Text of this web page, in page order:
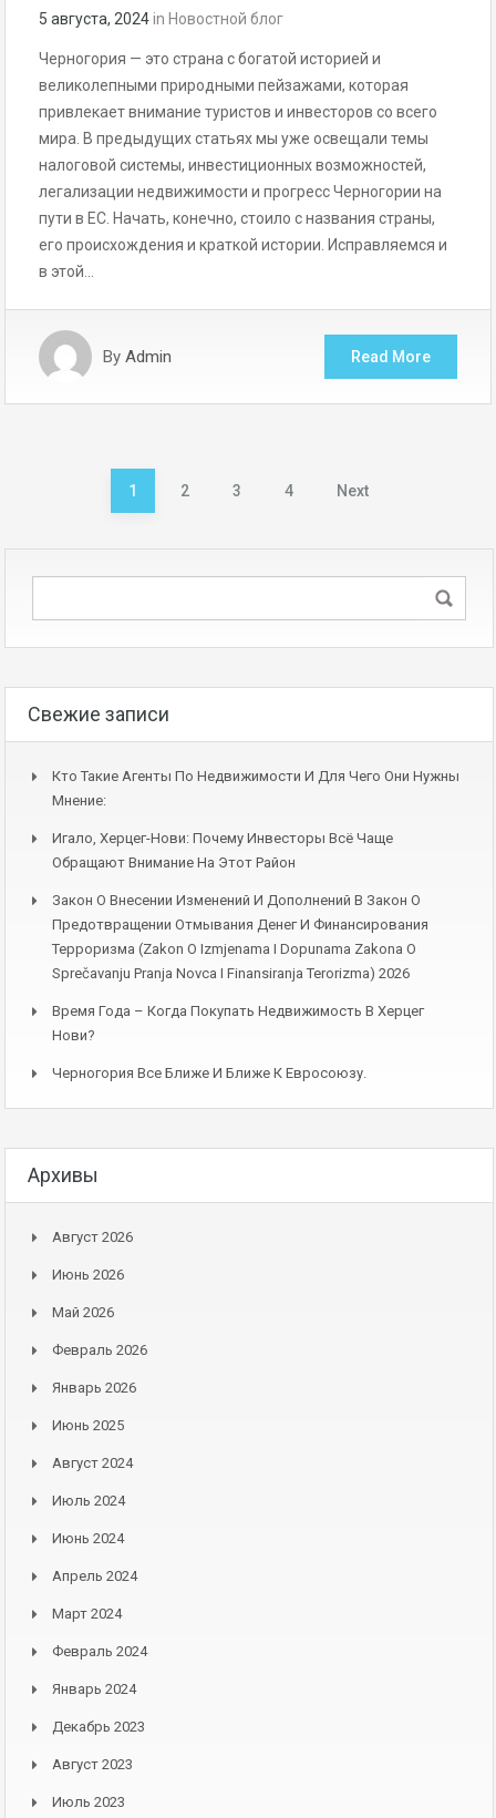
5 августа, 2024in Новостной блог
Черногория — это страна с богатой историей и
великолепными природными пейзажами, которая
привлекает внимание туристов и инвесторов со всего
мира. В предыдущих статьях мы уже освещали темы
налоговой системы, инвестиционных возможностей,
легализации недвижимости и прогресс Черногории на
пути в ЕС. Начать, конечно, стоило с названия страны,
его происхождения и краткой истории. Исправляемся и
в этой…
By Admin Read More
Пагинация
1 2 3 4 Next
Свежие записи
Кто Такие Агенты По Недвижимости И Для Чего Они Нужны
Мнение:
Игало, Херцег-Нови: Почему Инвесторы Всё Чаще
Обращают Внимание На Этот Район
Закон О Внесении Изменений И Дополнений В Закон О
Предотвращении Отмывания Денег И Финансирования
Терроризма (Zakon O Izmjenama I Dopunama Zakona O
Sprečavanju Pranja Novca I Finansiranja Terorizma) 2026
Время Года – Когда Покупать Недвижимость В Херцег
Нови?
Черногория Все Ближе И Ближе К Евросоюзу.
Архивы
Август 2026
Июнь 2026
Май 2026
Февраль 2026
Январь 2026
Июнь 2025
Август 2024
Июль 2024
Июнь 2024
Апрель 2024
Март 2024
Февраль 2024
Январь 2024
Декабрь 2023
Август 2023
Июль 2023